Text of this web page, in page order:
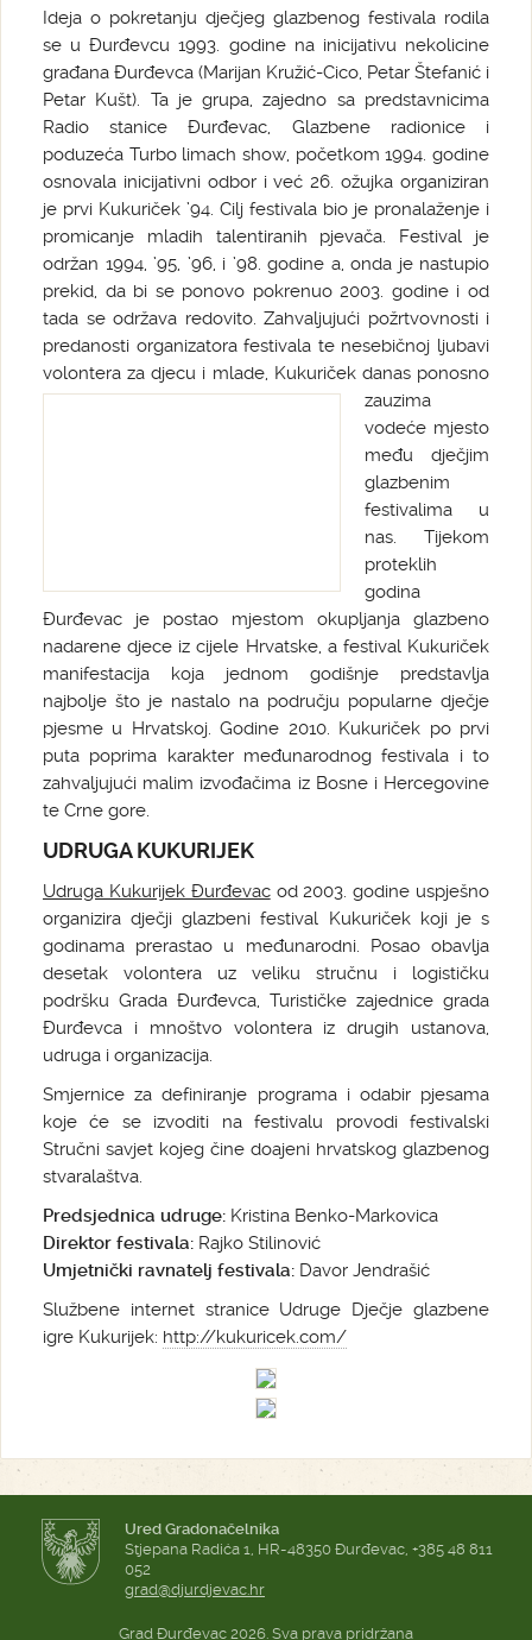
Ideja o pokretanju dječjeg glazbenog festivala rodila
se u Đurđevcu 1993. godine na inicijativu nekolicine
građana Đurđevca (Marijan Kružić-Cico, Petar Štefanić i
Petar Kušt). Ta je grupa, zajedno sa predstavnicima
Radio stanice Đurđevac, Glazbene radionice i
poduzeća Turbo limach show, početkom 1994. godine
osnovala inicijativni odbor i već 26. ožujka organiziran
je prvi Kukuriček ’94. Cilj festivala bio je pronalaženje i
promicanje mladih talentiranih pjevača. Festival je
održan 1994, ’95, ’96, i ’98. godine a, onda je nastupio
prekid, da bi se ponovo pokrenuo 2003. godine i od
tada se održava redovito. Zahvaljujući požrtvovnosti i
predanosti organizatora festivala te nesebičnoj ljubavi
volontera za djecu i mlade, Kukuriček danas ponosno
zauzima
vodeće mjesto
među dječjim
glazbenim
festivalima u
nas. Tijekom
proteklih
godina
Đurđevac je postao mjestom okupljanja glazbeno
nadarene djece iz cijele Hrvatske, a festival Kukuriček
manifestacija koja jednom godišnje predstavlja
najbolje što je nastalo na području popularne dječje
pjesme u Hrvatskoj. Godine 2010. Kukuriček po prvi
puta poprima karakter međunarodnog festivala i to
zahvaljujući malim izvođačima iz Bosne i Hercegovine
te Crne gore.
UDRUGA KUKURIJEK
Udruga Kukurijek Đurđevac od 2003. godine uspješno
organizira dječji glazbeni festival Kukuriček koji je s
godinama prerastao u međunarodni. Posao obavlja
desetak volontera uz veliku stručnu i logističku
podršku Grada Đurđevca, Turističke zajednice grada
Đurđevca i mnoštvo volontera iz drugih ustanova,
udruga i organizacija.
Smjernice za definiranje programa i odabir pjesama
koje će se izvoditi na festivalu provodi festivalski
Stručni savjet kojeg čine doajeni hrvatskog glazbenog
stvaralaštva.
Predsjednica udruge: Kristina Benko-Markovica
Direktor festivala: Rajko Stilinović
Umjetnički ravnatelj festivala: Davor Jendrašić
Službene internet stranice Udruge Dječje glazbene
igre Kukurijek: http://kukuricek.com/
Ured Gradonačelnika
Stjepana Radića 1, HR-48350 Đurđevac, +385 48 811
052
grad@djurdjevac.hr
Grad Đurđevac 2026. Sva prava pridržana